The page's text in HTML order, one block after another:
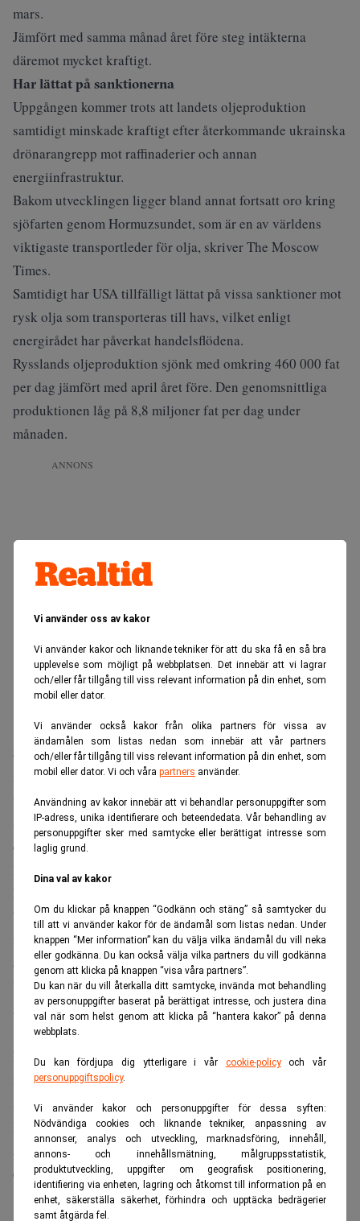
Vi använder oss av kakor
Vi använder kakor och liknande tekniker för att du ska få en så bra
upplevelse som möjligt på webbplatsen. Det innebär att vi lagrar
och/eller får tillgång till viss relevant information på din enhet, som
mobil eller dator.
Vi använder också kakor från olika partners för vissa av
ändamålen som listas nedan som innebär att vår partners
och/eller får tillgång till viss relevant information på din enhet, som
mobil eller dator. Vi och våra partners använder.
Användning av kakor innebär att vi behandlar personuppgifter som
IP-adress, unika identifierare och beteendedata. Vår behandling av
personuppgifter sker med samtycke eller berättigat intresse som
laglig grund.
Dina val av kakor
Om du klickar på knappen “Godkänn och stäng” så samtycker du
till att vi använder kakor för de ändamål som listas nedan. Under
knappen “Mer information” kan du välja vilka ändamål du vill neka
eller godkänna. Du kan också välja vilka partners du vill godkänna
genom att klicka på knappen “visa våra partners”.
Du kan när du vill återkalla ditt samtycke, invända mot behandling
av personuppgifter baserat på berättigat intresse, och justera dina
val när som helst genom att klicka på “hantera kakor” på denna
webbplats.
Du kan fördjupa dig ytterligare i vår cookie-policyoch vår
personuppgiftspolicy.
Vi använder kakor och personuppgifter för dessa syften:
Nödvändiga cookies och liknande tekniker, anpassning av
annonser, analys och utveckling, marknadsföring, innehåll,
annons- och innehållsmätning, målgruppsstatistik,
produktutveckling, uppgifter om geografisk positionering,
identifiering via enheten, lagring och åtkomst till information på en
enhet, säkerställa säkerhet, förhindra och upptäcka bedrägerier
samt åtgärda fel.
mars.
Jämfört med samma månad året före steg intäkterna
däremot mycket kraftigt.
Har lättat på sanktionerna
Uppgången kommer trots att landets oljeproduktion
samtidigt minskade kraftigt efter återkommande ukrainska
drönarangrepp mot raffinaderier och annan
energiinfrastruktur.
Bakom utvecklingen ligger bland annat fortsatt oro kring
sjöfarten genom Hormuzsundet, som är en av världens
viktigaste transportleder för olja, skriverThe Moscow
Times.
Samtidigt har USA tillfälligt lättat på vissa sanktioner mot
rysk olja som transporteras till havs, vilket enligt
energirådet har påverkat handelsflödena.
Rysslands oljeproduktion sjönk med omkring 460 000 fat
per dag jämfört med april året före. Den genomsnittliga
produktionen låg på 8,8 miljoner fat per dag under
månaden.
ANNONS
Skadats vid attacker
Även den totala exportvolymen minskade något i april och
uppgick till drygt sju miljoner fat per dag.
Särskilt tydlig var nedgången för raffinerade
oljeprodukter. Exporten inom det området föll till den
lägsta nivån som hittills registrerats enligt energirådet.
Minskningen förklaras dels av ett ryskt exportförbud för
bensin, dels av lägre kapacitet vid flera raffinaderier efter
ukrainska attacker.
Stoppat verksamheten
Under de senaste månaderna har Ukraina intensifierat
angreppen mot rysk oljeinfrastruktur i syfte att minska
Kremls energirelaterade inkomster.
Enligt uppgifter till nyhetsbyrån Reutershar ett raffinaderi
i Permregionen, som drivs av oljebolaget Lukoil, helt
stoppat sin verksamhet efter en attack tidigare i maj.
Reparationsarbetet väntas ta flera veckor.
Anläggningen bearbetade omkring 250 000 fat olja per
dag under förra året.
ANNONS